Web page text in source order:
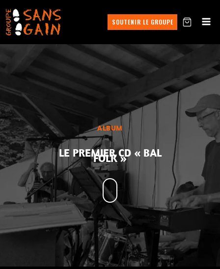
SOUTENIR LE GROUPE
ALBUM
LE PREMIER CD « BAL
FOLK »